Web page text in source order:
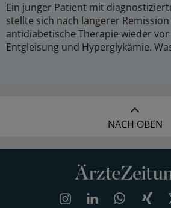
Ein junger Patient mit
stellte sich nach längerer
antidiabetische Therapie wieder
Entgleisung und Hyperglykämie.
NACH OBEN